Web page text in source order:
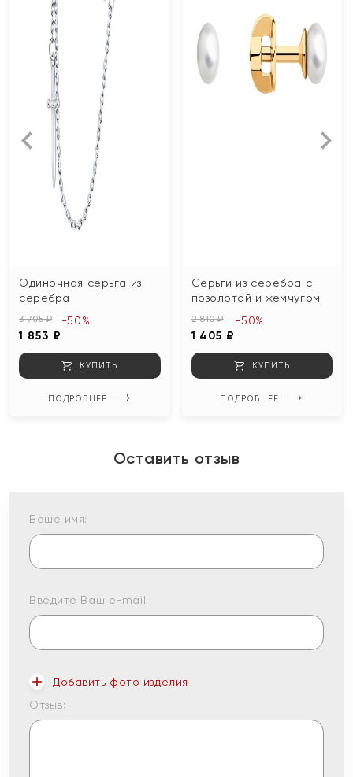
Одиночная серьга из
серебра
3 705 ₽
1 853 ₽
-50%
КУПИТЬ
ПОДРОБНЕЕ
Серьги из серебра с
позолотой и жемчугом
2 810 ₽
1 405 ₽
-50%
КУПИТЬ
ПОДРОБНЕЕ
Оставить отзыв
Ваше имя:
Введите Ваш e-mail:
Добавить фото изделия
Отзыв: